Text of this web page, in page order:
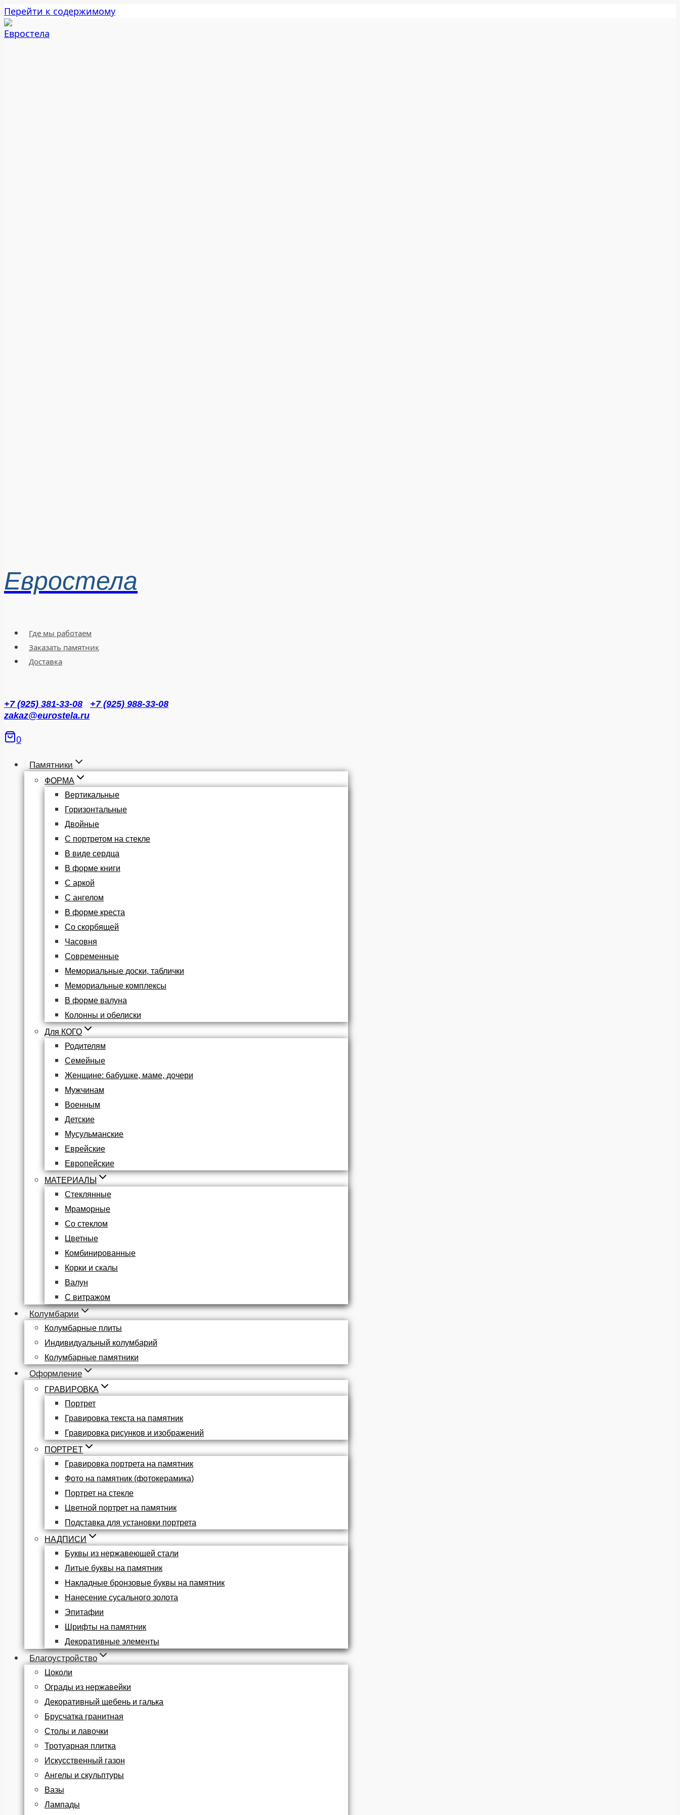
Перейти к содержимому
Евростела
Где мы работаем
Заказать памятник
Доставка
+7 (925) 381-33-08
+7 (925) 988-33-08
zakaz@eurostela.ru
0
Памятники
ФОРМА
Вертикальные
Горизонтальные
Двойные
С портретом на стекле
В виде сердца
В форме книги
С аркой
С ангелом
В форме креста
Со скорбящей
Часовня
Современные
Мемориальные доски, таблички
Мемориальные комплексы
В форме валуна
Колонны и обелиски
Для КОГО
Родителям
Семейные
Женщине: бабушке, маме, дочери
Мужчинам
Военным
Детские
Мусульманские
Еврейские
Европейские
МАТЕРИАЛЫ
Стеклянные
Мраморные
Со стеклом
Цветные
Комбинированные
Корки и скалы
Валун
С витражом
Колумбарии
Колумбарные плиты
Индивидуальный колумбарий
Колумбарные памятники
Оформление
ГРАВИРОВКА
Портрет
Гравировка текста на памятник
Гравировка рисунков и изображений
ПОРТРЕТ
Гравировка портрета на памятник
Фото на памятник (фотокерамика)
Портрет на стекле
Цветной портрет на памятник
Подставка для установки портрета
НАДПИСИ
Буквы из нержавеющей стали
Литые буквы на памятник
Накладные бронзовые буквы на памятник
Нанесение сусального золота
Эпитафии
Шрифты на памятник
Декоративные элементы
Благоустройство
Цоколи
Ограды из нержавейки
Декоративный щебень и галька
Брусчатка гранитная
Столы и лавочки
Тротуарная плитка
Искусственный газон
Ангелы и скульптуры
Вазы
Лампады